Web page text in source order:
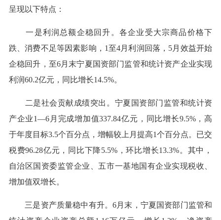
呈现以下特点：
一是利润总额企稳回升。各企业受大宗商品价格下
跌、消费不足等因素影响，1至4月利润回落，5月效益开始
企稳回升，至6月末宁夏国资部门监管和统计资产企业实现
利润60.2亿元，同比增长14.5%。
二是社会贡献成绩突出。宁夏国资部门监管和统计资
产企业1—6月完成增加值337.84亿元，同比增长9.5%，高
于年度目标3.5个百分点，增幅较上月提高1个百分点。已交
税费96.28亿元，同比下降5.5%，环比增长13.3%。其中，
自治区国资委监管企业、五市一基地国有企业实现税收、
增加值双增长。
三是资产质量稳中有升。6月末，宁夏国资部门监管和